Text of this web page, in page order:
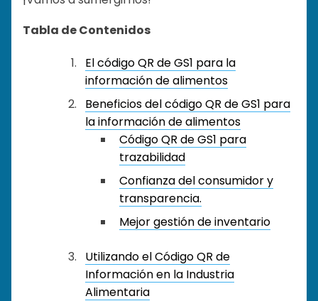
Tabla de Contenidos
El código QR de GS1 para la
información de alimentos
Beneficios del código QR de GS1 para
la información de alimentos
Código QR de GS1 para
trazabilidad
Confianza del consumidor y
transparencia.
Mejor gestión de inventario
Utilizando el Código QR de
Información en la Industria
Alimentaria